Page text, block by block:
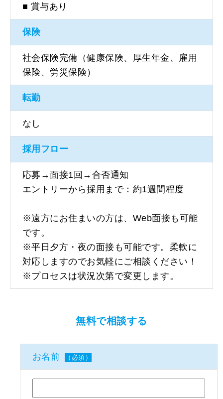
■ 賞与あり
保険
社会保険完備（健康保険、厚生年金、雇用
保険、労災保険）
転勤
なし
採用フロー
応募→面接1回→合否通知
エントリーから採用まで：約1週間程度
※遠方にお住まいの方は、Web面接も可能
です。
※平日夕方・夜の面接も可能です。柔軟に
対応しますのでお気軽にご相談ください！
※プロセスは状況次第で変更します。
無料で相談する
お名前 （必須）